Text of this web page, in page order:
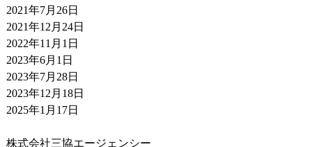
2021年7月26日
2021年12月24日
2022年11月1日
2023年6月1日
2023年7月28日
2023年12月18日
2025年1月17日
株式会社三協エージェンシー